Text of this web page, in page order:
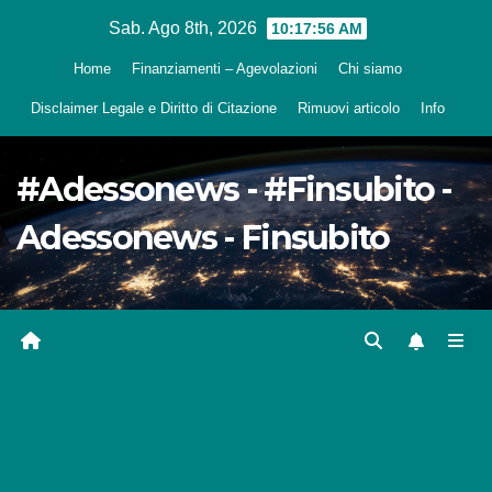
Sab. Ago 8th, 2026 10:17:57 AM
Home Finanziamenti – Agevolazioni Chi siamo
Disclaimer Legale e Diritto di Citazione Rimuovi articolo Info
#Adessonews - #Finsubito -
Adessonews - Finsubito